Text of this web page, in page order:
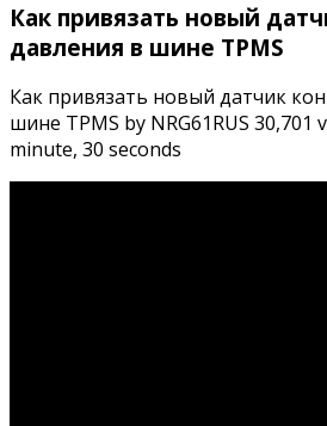
Как привязать новый
давления в шине TPMS
Как привязать новый датчик
шине TPMS by NRG61RUS 30,701
minute, 30 seconds